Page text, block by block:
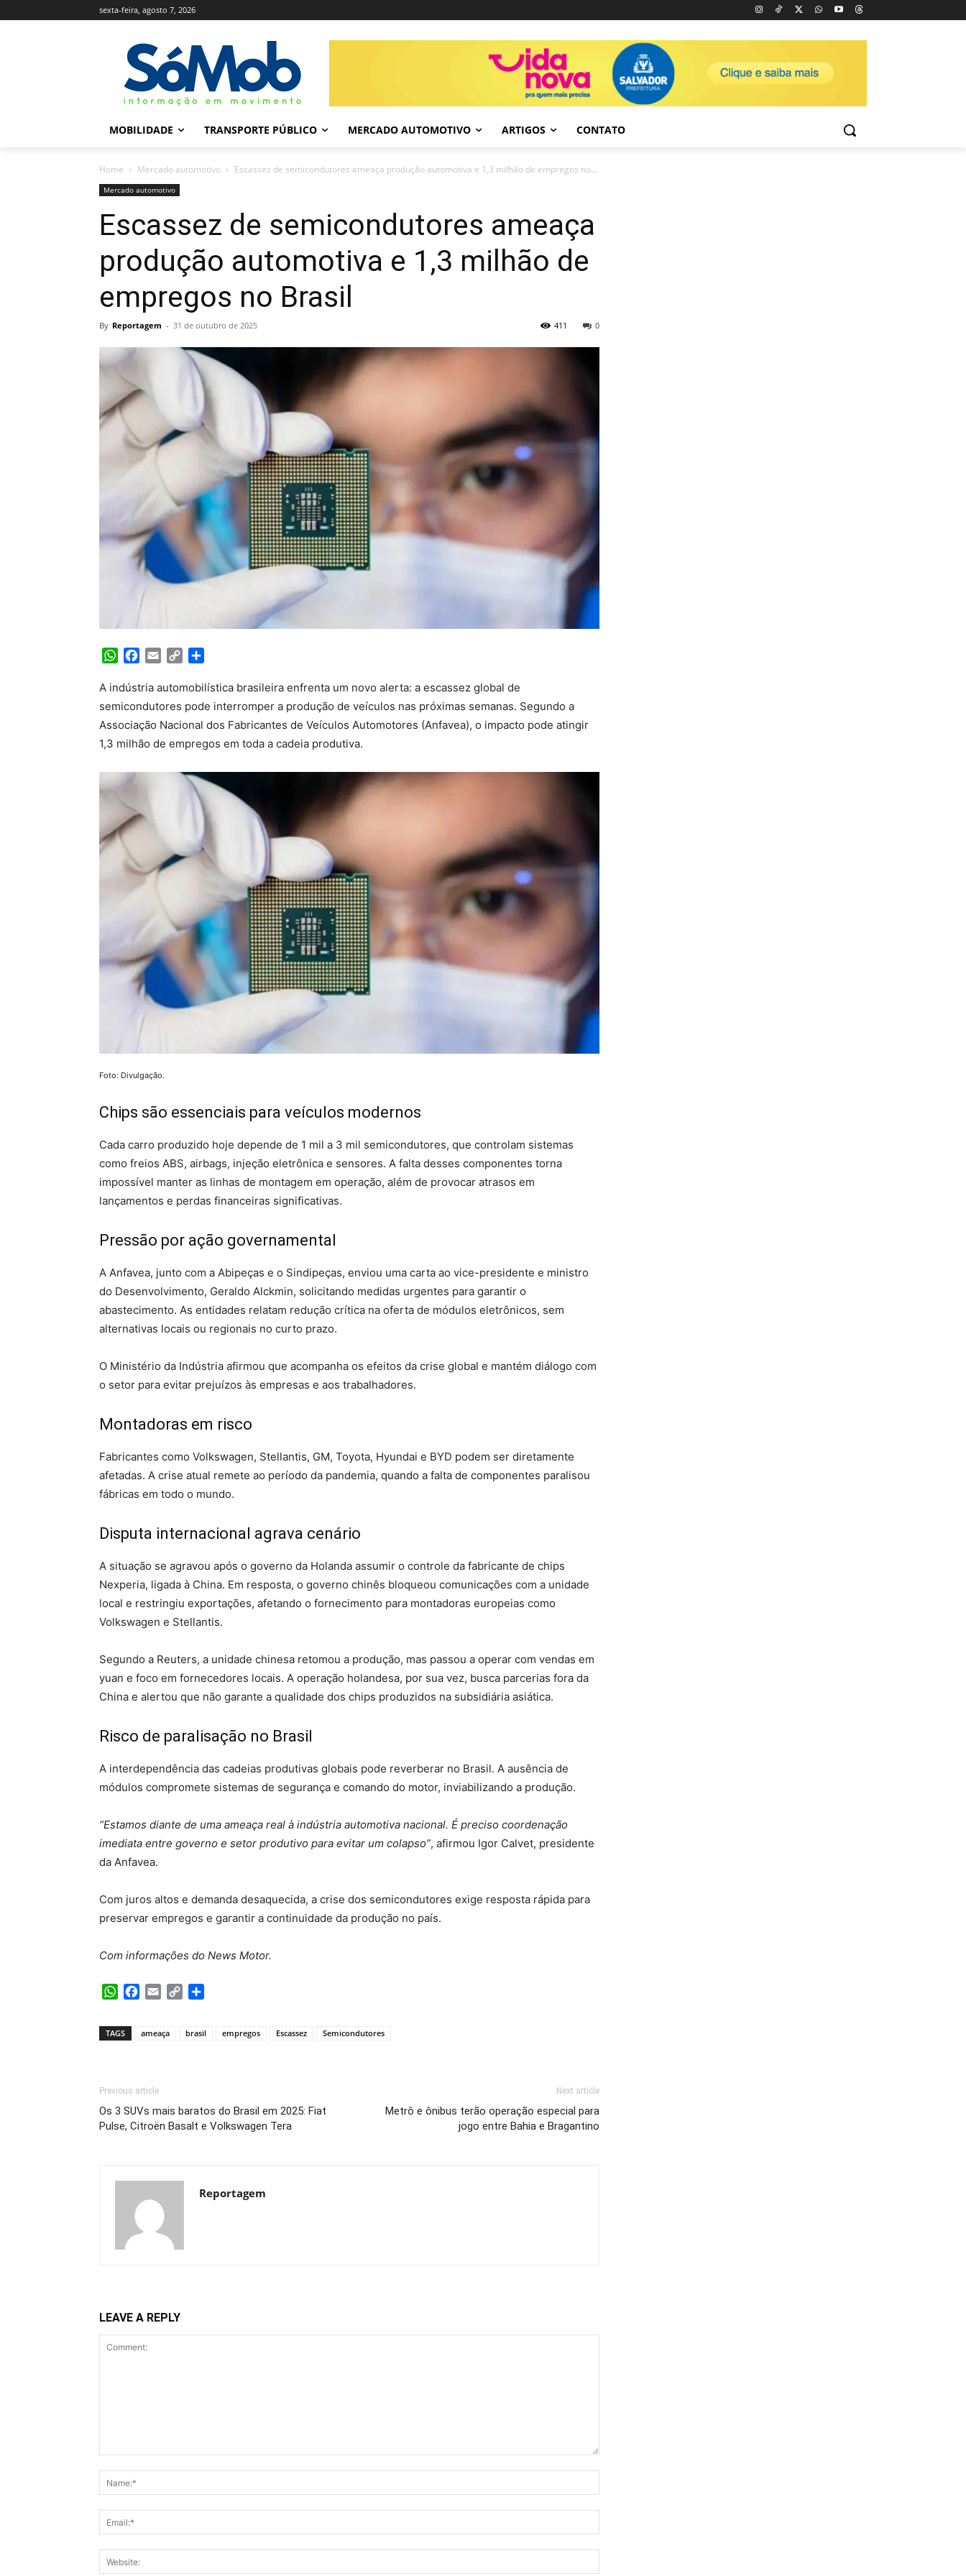
sexta-feira, agosto 7, 2026
MOBILIDADE TRANSPORTE PÚBLICO MERCADO AUTOMOTIVO ARTIGOS CONTATO
Home Mercado automotivo Escassez de semicondutores ameaça produção automotiva e 1,3 milhão de empregos no...
Mercado automotivo
Escassez de semicondutores ameaça
produção automotiva e 1,3 milhão de
empregos no Brasil
By Reportagem - 31 de outubro de 2025 0
411
WhatsApp
Facebook
Email Copy
A indústria automobilística brasileira enfrenta um novo alerta: a escassez global de
semicondutores pode interromper a produção de veículos nas próximas semanas. Segundo a
Associação Nacional dos Fabricantes de Veículos Automotores (Anfavea), o impacto pode atingir
1,3 milhão de empregos em toda a cadeia produtiva.
Foto: Divulgação.
Chips são essenciais para veículos modernos
Cada carro produzido hoje depende de 1 mil a 3 mil semicondutores, que controlam sistemas
como freios ABS, airbags, injeção eletrônica e sensores. A falta desses componentes torna
impossível manter as linhas de montagem em operação, além de provocar atrasos em
lançamentos e perdas financeiras significativas.
Pressão por ação governamental
A Anfavea, junto com a Abipeças e o Sindipeças, enviou uma carta ao vice-presidente e ministro
do Desenvolvimento, Geraldo Alckmin, solicitando medidas urgentes para garantir o
abastecimento. As entidades relatam redução crítica na oferta de módulos eletrônicos, sem
alternativas locais ou regionais no curto prazo.
O Ministério da Indústria afirmou que acompanha os efeitos da crise global e mantém diálogo com
o setor para evitar prejuízos às empresas e aos trabalhadores.
Montadoras em risco
Fabricantes como Volkswagen, Stellantis, GM, Toyota, Hyundai e BYD podem ser diretamente
afetadas. A crise atual remete ao período da pandemia, quando a falta de componentes paralisou
fábricas em todo o mundo.
Disputa internacional agrava cenário
A situação se agravou após o governo da Holanda assumir o controle da fabricante de chips
Nexperia, ligada à China. Em resposta, o governo chinês bloqueou comunicações com a unidade
local e restringiu exportações, afetando o fornecimento para montadoras europeias como
Volkswagen e Stellantis.
Segundo a Reuters, a unidade chinesa retomou a produção, mas passou a operar com vendas em
yuan e foco em fornecedores locais. A operação holandesa, por sua vez, busca parcerias fora da
China e alertou que não garante a qualidade dos chips produzidos na subsidiária asiática.
Risco de paralisação no Brasil
A interdependência das cadeias produtivas globais pode reverberar no Brasil. A ausência de
módulos compromete sistemas de segurança e comando do motor, inviabilizando a produção.
“Estamos diante de uma ameaça real à indústria automotiva nacional. É preciso coordenação
imediata entre governo e setor produtivo para evitar um colapso”, afirmou Igor Calvet, presidente
da Anfavea.
Com juros altos e demanda desaquecida, a crise dos semicondutores exige resposta rápida para
preservar empregos e garantir a continuidade da produção no país.
Com informações do News Motor.
WhatsApp
Facebook
Email Copy
TAGS ameaça brasil empregos Escassez Semicondutores
Previous article
Os 3 SUVs mais baratos do Brasil em 2025: Fiat
Pulse, Citroën Basalt e Volkswagen Tera
Next article
Metrô e ônibus terão operação especial para
jogo entre Bahia e Bragantino
Reportagem
LEAVE A REPLY